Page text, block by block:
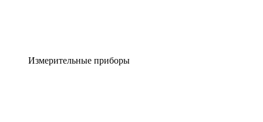
Измерительные приборы